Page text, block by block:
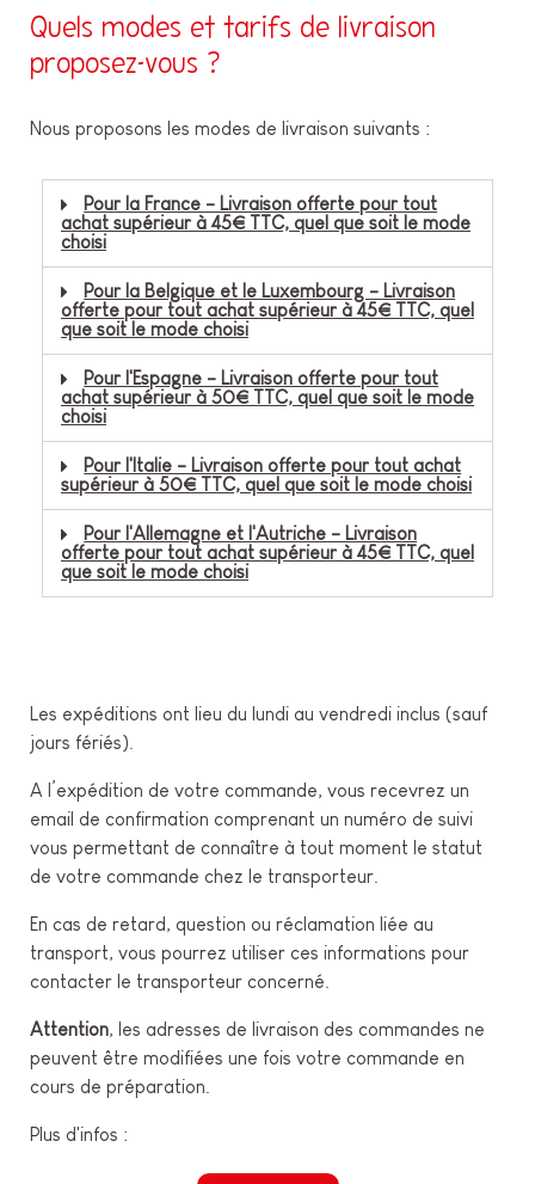
Quels modes et tarifs de livraison
proposez-vous ?
Nous proposons les modes de livraison suivants :
Pour la France - Livraison offerte pour tout
achat supérieur à 45€ TTC, quel que soit le mode
choisi
Pour la Belgique et le Luxembourg - Livraison
offerte pour tout achat supérieur à 45€ TTC, quel
que soit le mode choisi
Pour l'Espagne - Livraison offerte pour tout
achat supérieur à 50€ TTC, quel que soit le mode
choisi
Pour l'Italie - Livraison offerte pour tout achat
supérieur à 50€ TTC, quel que soit le mode choisi
Pour l'Allemagne et l'Autriche - Livraison
offerte pour tout achat supérieur à 45€ TTC, quel
que soit le mode choisi
Les expéditions ont lieu du lundi au vendredi inclus (sauf
jours fériés).
A l’expédition de votre commande, vous recevrez un
email de confirmation comprenant un numéro de suivi
vous permettant de connaître à tout moment le statut
de votre commande chez le transporteur.
En cas de retard, question ou réclamation liée au
transport, vous pourrez utiliser ces informations pour
contacter le transporteur concerné.
Attention, les adresses de livraison des commandes ne
peuvent être modifiées une fois votre commande en
cours de préparation.
Plus d'infos :